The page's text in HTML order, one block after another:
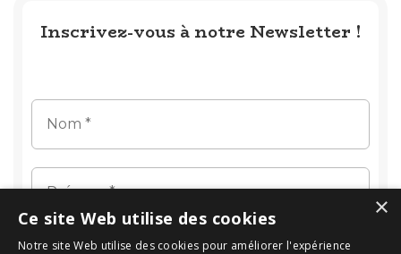
Inscrivez-vous à notre Newsletter !
×
Ce site Web utilise des cookies
Notre site Web utilise des cookies pour améliorer l'expérience